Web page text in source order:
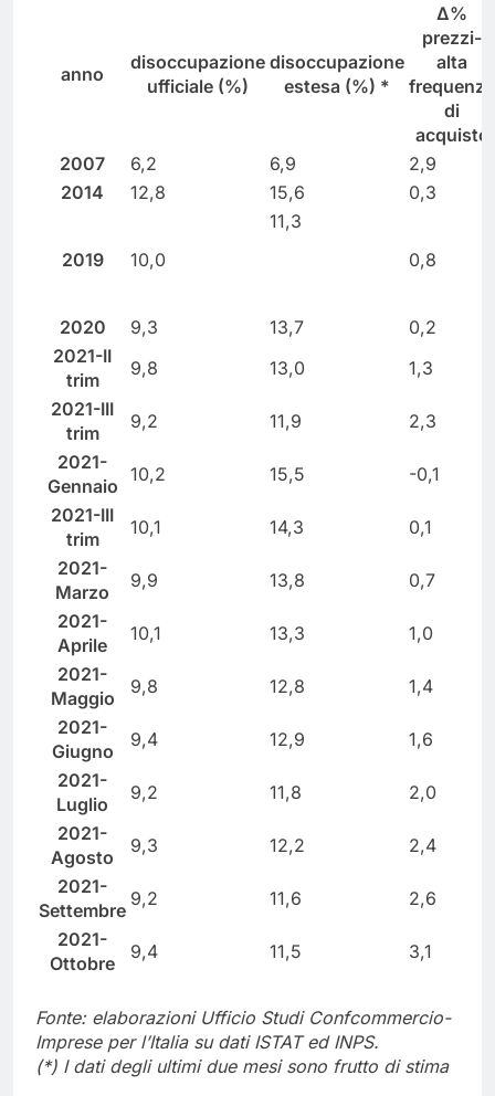
anno
disoccupazione
ufficiale (%)
disoccupazione
estesa (%) *
Δ%
prezzi-
alta
frequenza
di
acquisto
2007
6,2 6,9
2,9
2014
12,8 15,6 0,3
2019 10,0
11,3
0,8
2020 9,3 13,7
0,2
2021-II
trim
9,8 13,0
1,3
2021-III
trim
9,2 11,9
2,3
2021-
Gennaio
10,2 15,5
-0,1
2021-III
trim
10,1 14,3
0,1
2021-
Marzo
9,9 13,8
0,7
2021-
Aprile
10,1 13,3
1,0
2021-
Maggio
9,8 12,8
1,4
2021-
Giugno
9,4 12,9
1,6
2021-
Luglio
9,2 11,8
2,0
2021-
Agosto
9,3 12,2
2,4
2021-
Settembre
9,2 11,6
2,6
2021-
Ottobre
9,4 11,5 3,1
Fonte: elaborazioni Ufficio Studi Confcommercio-
Imprese per l’Italia su dati ISTAT ed INPS.
(*) I dati degli ultimi due mesi sono frutto di stima